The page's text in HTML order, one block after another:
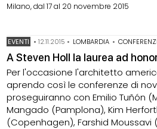
Milano, dal 17 al 20 novembre 2015
EVENTI •12.11.2015 • LOMBARDIA •
A Steven Holl la laurea ad
Per l'occasione l'architetto
aprendo così le conferenze di
proseguiranno con Emilio Tuñón
Mangado (Pamplona), Kim
(Copenhagen), Farshid Moussavi